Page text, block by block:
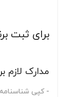
برای ثبت
مدارک
- کپی شناسنامه